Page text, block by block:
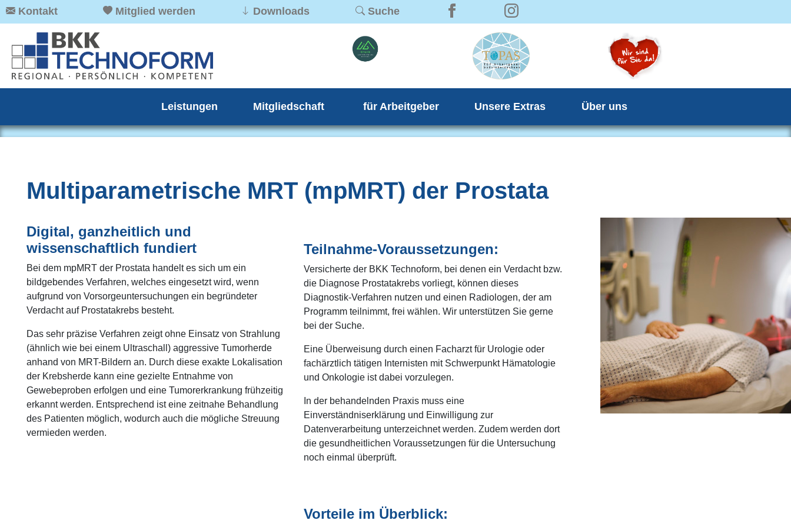
Kontakt Mitglied werden Downloads Suche
Leistungen Mitgliedschaft für Arbeitgeber Unsere Extras Über uns
Multiparametrische MRT (mpMRT) der Prostata
Digital, ganzheitlich und
wissenschaftlich fundiert
Bei dem mpMRT der Prostata handelt es sich um ein
bildgebendes Verfahren, welches eingesetzt wird, wenn
aufgrund von Vorsorgeuntersuchungen ein begründeter
Verdacht auf Prostatakrebs besteht.
Das sehr präzise Verfahren zeigt ohne Einsatz von Strahlung
(ähnlich wie bei einem Ultraschall) aggressive Tumorherde
anhand von MRT-Bildern an. Durch diese exakte Lokalisation
der Krebsherde kann eine gezielte Entnahme von
Gewebeproben erfolgen und eine Tumorerkrankung frühzeitig
erkannt werden. Entsprechend ist eine zeitnahe Behandlung
des Patienten möglich, wodurch auch die mögliche Streuung
vermieden werden.
Teilnahme-Voraussetzungen:
Versicherte der BKK Technoform, bei denen ein Verdacht bzw.
die Diagnose Prostatakrebs vorliegt, können dieses
Diagnostik-Verfahren nutzen und einen Radiologen, der am
Programm teilnimmt, frei wählen. Wir unterstützen Sie gerne
bei der Suche.
Eine Überweisung durch einen Facharzt für Urologie oder
fachärztlich tätigen Internisten mit Schwerpunkt Hämatologie
und Onkologie ist dabei vorzulegen.
In der behandelnden Praxis muss eine
Einverständniserklärung und Einwilligung zur
Datenverarbeitung unterzeichnet werden. Zudem werden dort
die gesundheitlichen Voraussetzungen für die Untersuchung
noch einmal überprüft.
Vorteile im Überblick: